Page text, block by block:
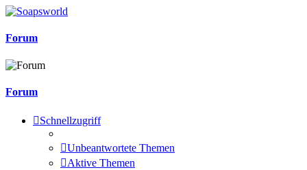
Forum
Forum
Schnellzugriff
Unbeantwortete Themen
Aktive Themen